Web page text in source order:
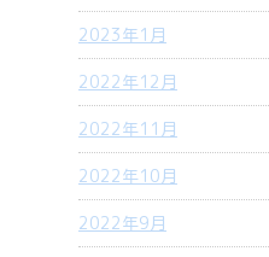
2023年1月
2022年12月
2022年11月
2022年10月
2022年9月